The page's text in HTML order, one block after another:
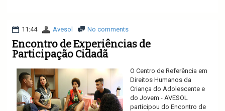
11:44 Avesol No comments
Encontro de Experiências de
Participação Cidadã
O Centro de Referência em
Direitos Humanos da
Criança do Adolescente e
do Jovem - AVESOL
participou do Encontro de